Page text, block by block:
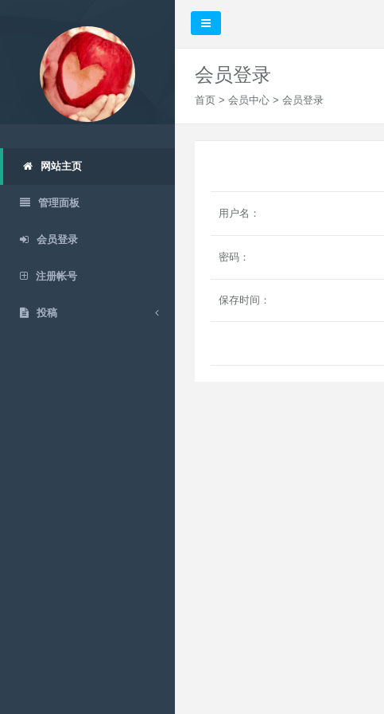
网站主页
管理面板
会员登录
注册帐号
投稿
会员登录
首页 > 会员中心 > 会员登录
用户名：
密码：
保存时间：